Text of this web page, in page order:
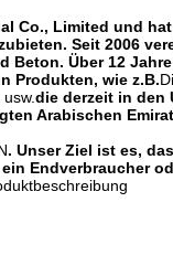
Co., Limited und
Seit 2006
Beton. Über 12
Produkten, wie z.B.
die derzeit in den
Arabischen
. Unser Ziel ist es,
Endverbraucher